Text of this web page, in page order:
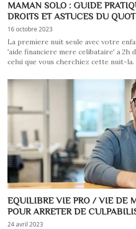
MAMAN SOLO : GUIDE
DROITS ET ASTUCES DU
16 octobre 2023
La premiere nuit seule avec votre
'aide financiere mere celibataire' a 2h
celui que vous cherchiez cette nuit-la.
EQUILIBRE VIE PRO / VIE DE
POUR ARRETER DE
24 avril 2023